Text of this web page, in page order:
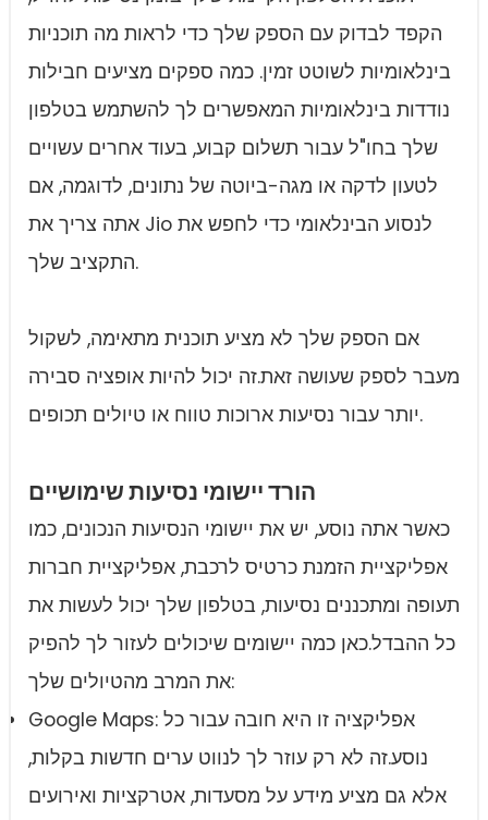
הקפד לבדוק עם הספק שלך כדי לראות מה תוכניות
בינלאומיות לשוטט זמין. כמה ספקים מציעים חבילות
נודדות בינלאומיות המאפשרים לך להשתמש בטלפון
שלך בחו"ל עבור תשלום קבוע, בעוד אחרים עשויים
לטעון לדקה או מגה-ביוטה של נתונים, לדוגמה, אם
אתה צריך את Jio לנסוע הבינלאומי כדי לחפש את
התקציב שלך.
אם הספק שלך לא מציע תוכנית מתאימה, לשקול
מעבר לספק שעושה זאת.זה יכול להיות אופציה סבירה
יותר עבור נסיעות ארוכות טווח או טיולים תכופים.
הורד יישומי נסיעות שימושיים
כאשר אתה נוסע, יש את יישומי הנסיעות הנכונים, כמו
אפליקציית הזמנת כרטיס לרכבת, אפליקציית חברות
תעופה ומתכננים נסיעות, בטלפון שלך יכול לעשות את
כל ההבדל.כאן כמה יישומים שיכולים לעזור לך להפיק
את המרב מהטיולים שלך:
Google Maps: אפליקציה זו היא חובה עבור כל
נוסע.זה לא רק עוזר לך לנווט ערים חדשות בקלות,
אלא גם מציע מידע על מסעדות, אטרקציות ואירועים